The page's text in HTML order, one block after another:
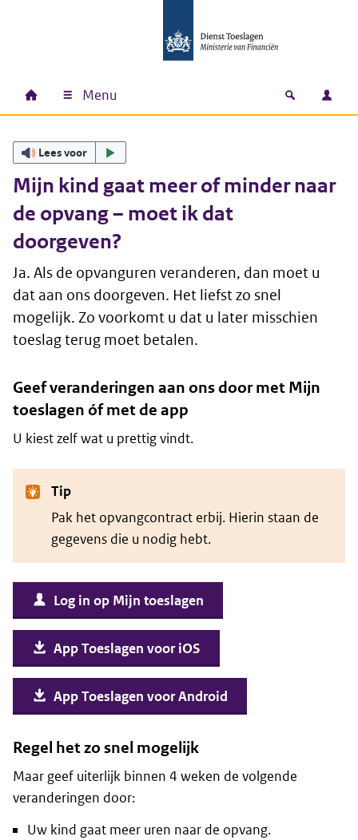
Hoofdnavigatie
Home Menu Open
Lees voor
Mijn kind gaat meer of minder naar
de opvang – moet ik dat
doorgeven?
Ja. Als de opvanguren veranderen, dan moet u
dat aan ons doorgeven. Het liefst zo snel
mogelijk. Zo voorkomt u dat u later misschien
toeslag terug moet betalen.
Geef veranderingen aan ons door met Mijn
toeslagen óf met de app
U kiest zelf wat u prettig vindt.
Tip
Pak het opvangcontract erbij. Hierin staan de
gegevens die u nodig hebt.
Log in op Mijn toeslagen
App Toeslagen voor iOS
App Toeslagen voor Android
Regel het zo snel mogelijk
Maar geef uiterlijk binnen 4 weken de volgende
veranderingen door:
Uw kind gaat meer uren naar de opvang.